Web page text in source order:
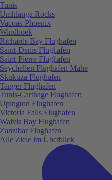
Tunis
Umhlanga Rocks
Vacoas-Phoenix
Windhoek
Richards Bay Flughafen
Saint-Denis Flughafen
Saint-Pierre Flughafen
Seychellen Flughafen Mahe
Skukuza Flughafen
Tanger Flughafen
Tunis-Carthage Flughafen
Upington Flughafen
Victoria Falls Flughafen
Walvis Bay Flughafen
Zanzibar Flughafen
Alle Ziele im Überblick